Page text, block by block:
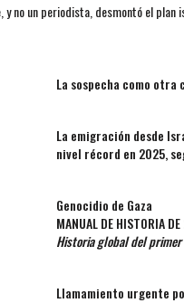
y no un periodista, desmontó el plan
La sospecha como
La emigración desde
nivel récord en 2025,
Genocidio de Gaza
MANUAL DE HISTORIA
Historia global del
Llamamiento urgente